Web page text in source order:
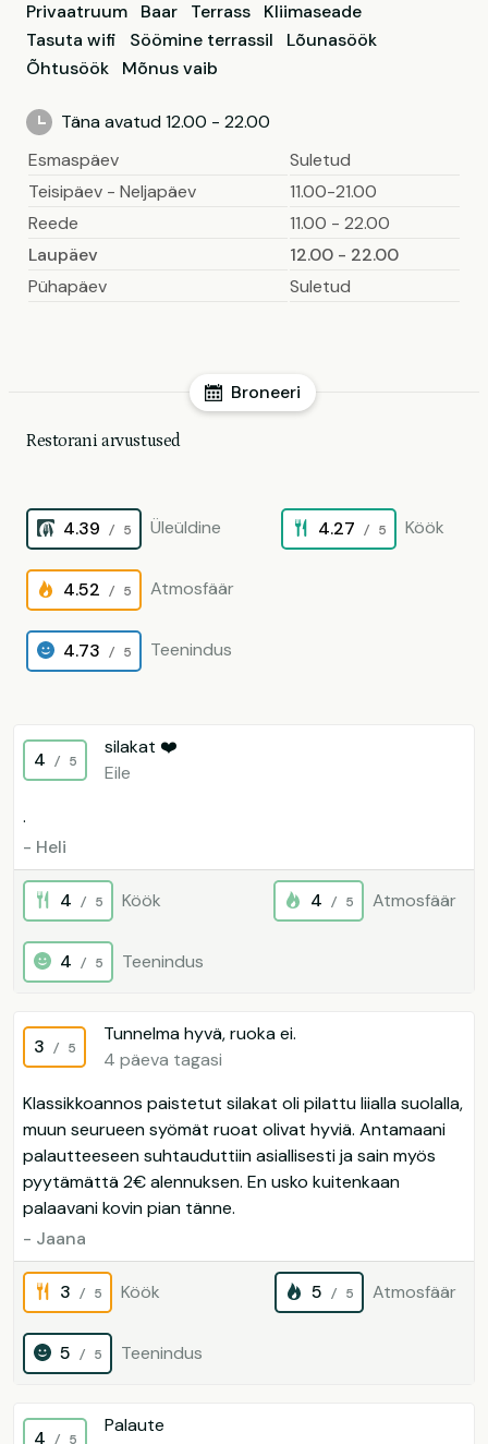
Privaatruum
Baar Terrass
Kliimaseade
Tasuta wifi
Söömine terrassil
Lõunasöök
Õhtusöök
Mõnus vaib
Täna avatud 12.00 - 22.00
Esmaspäev
Suletud
Teisipäev - Neljapäev
11.00-21.00
Reede
11.00 - 22.00
Laupäev
12.00 - 22.00
Pühapäev
Suletud
Broneeri
Restorani arvustused
4.39 / 5 Üleüldine 4.27 / 5 Köök
4.52 / 5 Atmosfäär
4.73 / 5 Teenindus
4 / 5
silakat ❤️
Eile
.
- Heli
4 / 5 Köök 4 / 5 Atmosfäär
4 / 5 Teenindus
3 / 5
Tunnelma hyvä, ruoka ei.
4 päeva tagasi
Klassikkoannos paistetut silakat oli pilattu liialla suolalla,
muun seurueen syömät ruoat olivat hyviä. Antamaani
palautteeseen suhtauduttiin asiallisesti ja sain myös
pyytämättä 2€ alennuksen. En usko kuitenkaan
palaavani kovin pian tänne.
- Jaana
3 / 5 Köök 5 / 5 Atmosfäär
5 / 5 Teenindus
4 / 5
Palaute